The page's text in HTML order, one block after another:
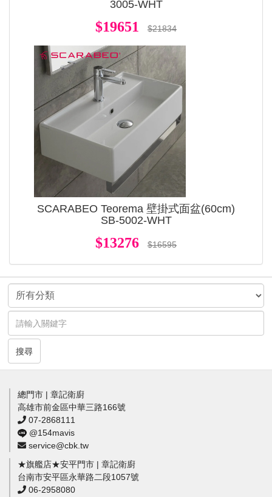
3005-WHT
$19651 $21834
SCARABEO Teorema 壁掛式面盆(60cm)
SB-5002-WHT
$13276 $16595
搜尋
總門市 | 章記衛廚
高雄市前金區中華三路166號
07-2868111
@154mavis
service@cbk.tw
★旗艦店★安平門市 | 章記衛廚
台南市安平區永華路二段1057號
06-2958080